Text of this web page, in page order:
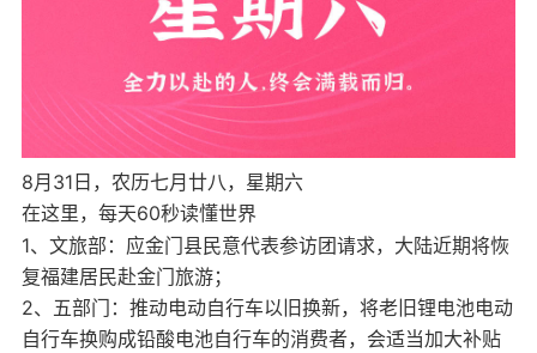
爆汗熊 卡卡动能素 无创溶斑术
美业357 芯诗妍
师 小熊水光
爆汗熊
8月31日，农历七月廿八，星期六
在这里，每天60秒读懂世界
1、文旅部：应金门县民意代表参访团请求，大陆近期将恢
复福建居民赴金门旅游；
2、五部门：推动电动自行车以旧换新，将老旧锂电池电动
自行车换购成铅酸电池自行车的消费者，会适当加大补贴